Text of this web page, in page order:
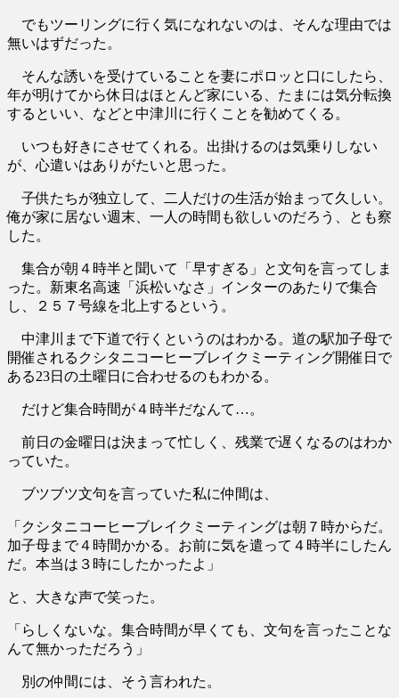
でもツーリングに行く気になれないのは、そんな理由では
無いはずだった。
そんな誘いを受けていることを妻にポロッと口にしたら、
年が明けてから休日はほとんど家にいる、たまには気分転換
するといい、などと中津川に行くことを勧めてくる。
いつも好きにさせてくれる。出掛けるのは気乗りしない
が、心遣いはありがたいと思った。
子供たちが独立して、二人だけの生活が始まって久しい。
俺が家に居ない週末、一人の時間も欲しいのだろう、とも察
した。
集合が朝４時半と聞いて「早すぎる」と文句を言ってしま
った。新東名高速「浜松いなさ」インターのあたりで集合
し、２５７号線を北上するという。
中津川まで下道で行くというのはわかる。道の駅加子母で
開催されるクシタニコーヒーブレイクミーティング開催日で
ある23日の土曜日に合わせるのもわかる。
だけど集合時間が４時半だなんて…。
前日の金曜日は決まって忙しく、残業で遅くなるのはわか
っていた。
ブツブツ文句を言っていた私に仲間は、
「クシタニコーヒーブレイクミーティングは朝７時からだ。
加子母まで４時間かかる。お前に気を遣って４時半にしたん
だ。本当は３時にしたかったよ」
と、大きな声で笑った。
「らしくないな。集合時間が早くても、文句を言ったことな
んて無かっただろう」
別の仲間には、そう言われた。